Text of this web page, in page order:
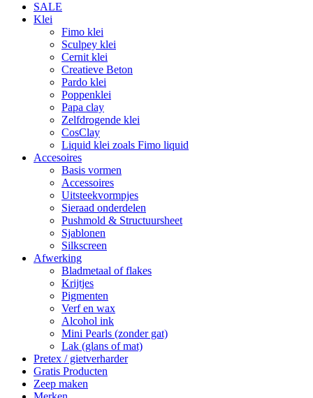
SALE
Klei
Fimo klei
Sculpey klei
Cernit klei
Creatieve Beton
Pardo klei
Poppenklei
Papa clay
Zelfdrogende klei
CosClay
Liquid klei zoals Fimo liquid
Accesoires
Basis vormen
Accessoires
Uitsteekvormpjes
Sieraad onderdelen
Pushmold & Structuursheet
Sjablonen
Silkscreen
Afwerking
Bladmetaal of flakes
Krijtjes
Pigmenten
Verf en wax
Alcohol ink
Mini Pearls (zonder gat)
Lak (glans of mat)
Pretex / gietverharder
Gratis Producten
Zeep maken